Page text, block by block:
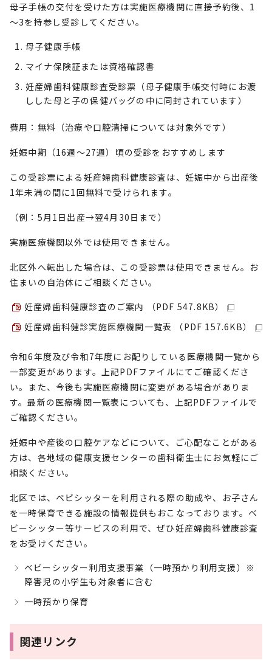
母子手帳の交付を受けた方は実施医療機関に直接予約後、1
～3を持参し受診してください。
母子健康手帳
マイナ保険証または資格確認書
妊産婦歯科健康診査受診票（母子健康手帳交付時にお渡
しした母と子の保健バッグの中に同封されています）
費用：無料（治療や口腔清掃については対象外です）
妊娠中期（16週～27週）頃の受診をおすすめします
この受診票による妊産婦歯科健康診査は、妊娠中から出産後
1年未満の間に1回無料で受けられます。
（例：5月1日出産→翌4月30日まで）
実施医療機関以外では使用できません。
北区外へ転出した場合は、この受診票は使用できません。お
住まいの自治体にご相談ください。
妊産婦歯科健康診査のご案内 （PDF 547.8KB）
妊産婦歯科健診実施医療機関一覧表 （PDF 157.6KB）
令和6年度及び令和7年度にお配りしている医療機関一覧から
一部変更があります。上記PDFファイルにてご確認くださ
い。また、今後も実施医療機関に変更がある場合がありま
す。最新の医療機関一覧表についても、上記PDFファイルで
ご確認ください。
妊娠中や産後の口腔ケアなどについて、ご心配なことがある
方は、各地域の健康支援センターの歯科衛生士にお気軽にご
相談ください。
北区では、ベビシッターを利用される際の助成や、お子さん
を一時保育できる施設の情報提供もおこなっております。ベ
ビーシッター等サービスの利用で、ぜひ妊産婦歯科健康診査
をお受けください。
ベビーシッター利用支援事業（一時預かり利用支援）※
障害児の小学生も対象者に含む
一時預かり保育
関連リンク